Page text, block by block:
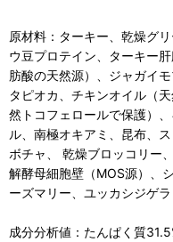
原材料：ターキー、乾燥グ
ウ豆プロテイン、ターキー
肪酸の天然源）、ジャガイ
タピオカ、チキンオイル（
然トコフェロールで保護）
ル、南極オキアミ、昆布、
ボチャ、 乾燥ブロッコリー
解酵母細胞壁（MOS源）、
ーズマリー、ユッカシジゲラ
成分分析値：たんぱく質